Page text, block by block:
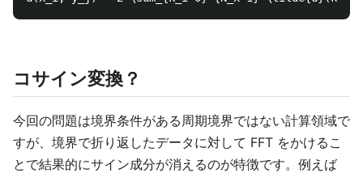
コサイン変換？
今回の問題は境界条件がある周期境界ではない計算領域で
すが、境界で折り返したデータに対して FFT をかけるこ
とで結果的にサイン成分が消えるのが特徴です。例えば